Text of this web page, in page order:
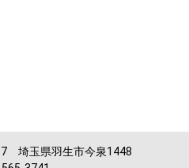
埼玉県羽生市今泉1448